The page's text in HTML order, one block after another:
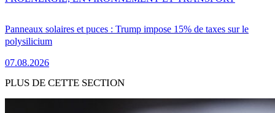
Panneaux solaires et puces : Trump impose 15% de taxes sur le
polysilicium
07.08.2026
PLUS DE CETTE SECTION